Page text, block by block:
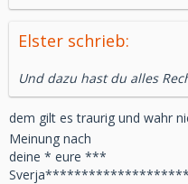
Elster schrieb:
Und dazu hast du alles
dem gilt es traurig und wahr
Meinung nach
deine * eure ***